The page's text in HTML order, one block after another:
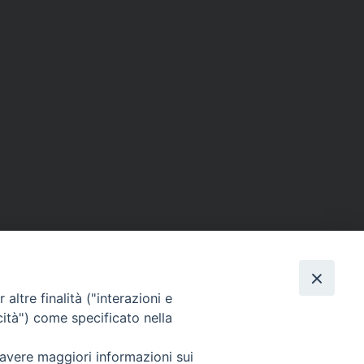
SEGUICI SU
altre finalità ("interazioni e
come specificato nella
maggiori informazioni sui